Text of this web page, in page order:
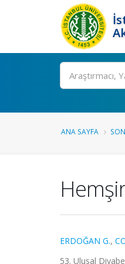
Ara
ANA SAYFA
ERDOĞAN G.,
53. Ulusal